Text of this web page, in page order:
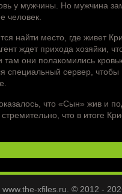
у мужчины. Но мужчина
человек.
найти место, где живет
ждет прихода хозяйки,
они полакомились
специальный сервер, чтобы
что «Сын» жив и
что в итоге
www.the-xfiles.ru. © 2012 -